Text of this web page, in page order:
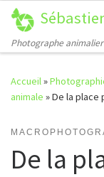
Passer au contenu
Photographe
Accueil»
animale »De la place
De la